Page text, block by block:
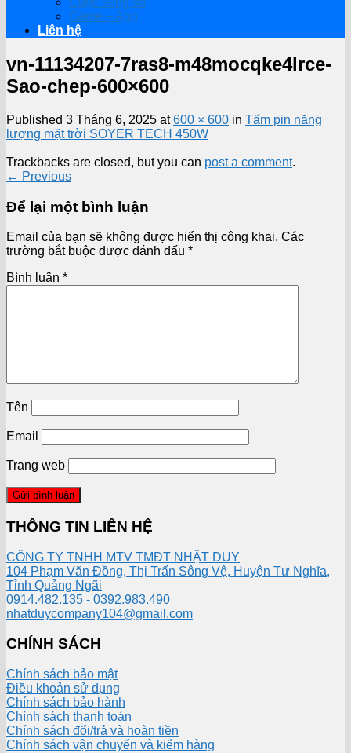
Game – App
Liên hệ
vn-11134207-7ras8-m48mocqke4lrce-
Sao-chep-600×600
Published 3 Tháng 6, 2025 at600 × 600 in Tấm pin năng
lượng mặt trời SOYER TECH 450W
Trackbacks are closed, but you can post a comment.
← Previous
Để lại một bình luận
Email của bạn sẽ không được hiển thị công khai. Các
trường bắt buộc được đánh dấu *
Bình luận *
Tên
Email
Trang web
THÔNG TIN LIÊN HỆ
CÔNG TY TNHH MTV TMĐT NHẬT DUY
104 Phạm Văn Đồng, Thị Trấn Sông Vệ, Huyện Tư Nghĩa,
Tỉnh Quảng Ngãi
0914.482.135 - 0392.983.490
nhatduycompany104@gmail.com
CHÍNH SÁCH
Chính sách bảo mật
Điều khoản sử dụng
Chính sách bảo hành
Chính sách thanh toán
Chính sách đổi/trả và hoàn tiền
Chính sách vận chuyển và kiểm hàng